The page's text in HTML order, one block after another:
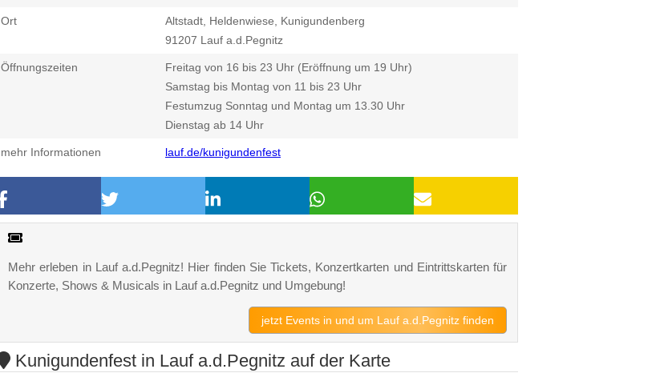
Ort
Altstadt, Heldenwiese, Kunigundenberg
91207 Lauf a.d.Pegnitz
Öffnungszeiten
Freitag von 16 bis 23 Uhr (Eröffnung um 19 Uhr)
Samstag bis Montag von 11 bis 23 Uhr
Festumzug Sonntag und Montag um 13.30 Uhr
Dienstag ab 14 Uhr
mehr Informationen lauf.de/kunigundenfest
Mehr erleben in Lauf a.d.Pegnitz! Hier finden Sie Tickets, Konzertkarten und Eintrittskarten für
Konzerte, Shows & Musicals in Lauf a.d.Pegnitz und Umgebung!
jetzt Events in und um Lauf a.d.Pegnitz finden
Kunigundenfest in Lauf a.d.Pegnitz auf der Karte